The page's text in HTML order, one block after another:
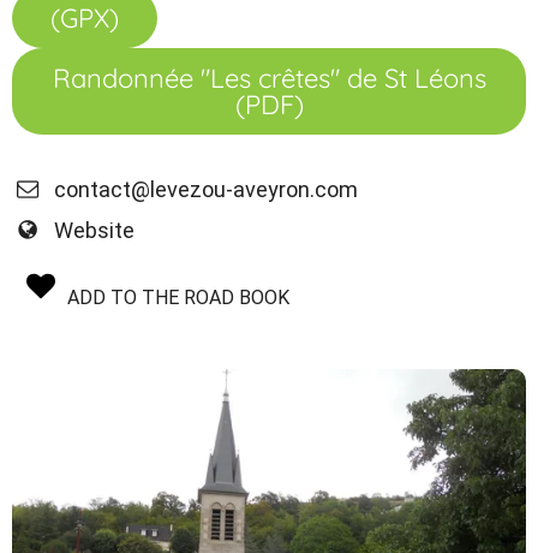
(GPX)
Randonnée "Les crêtes" de St Léons
(PDF)
contact@levezou-aveyron.com
Website
ADD TO THE ROAD BOOK